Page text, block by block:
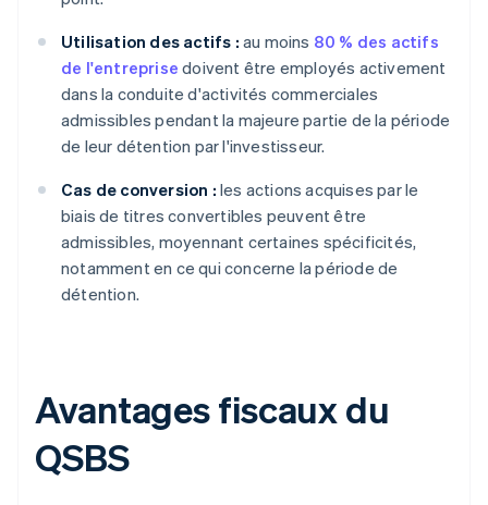
Utilisation des actifs : au moins 80 % des actifs
de l'entreprise doivent être employés activement
dans la conduite d'activités commerciales
admissibles pendant la majeure partie de la période
de leur détention par l'investisseur.
Cas de conversion : les actions acquises par le
biais de titres convertibles peuvent être
admissibles, moyennant certaines spécificités,
notamment en ce qui concerne la période de
détention.
Avantages fiscaux du
QSBS